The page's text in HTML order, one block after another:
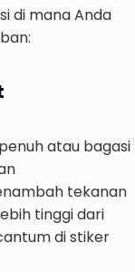
di mana Anda
atau bagasi
tekanan
tinggi dari
di stiker